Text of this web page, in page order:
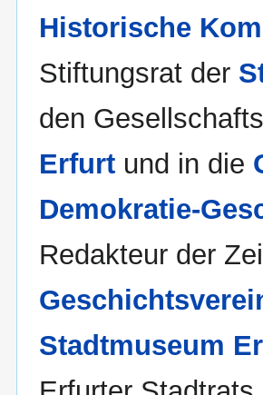
Historische
Stiftungsrat der
den
Erfurt und in die
Demokratie-
Redakteur der
Stadtmuseum